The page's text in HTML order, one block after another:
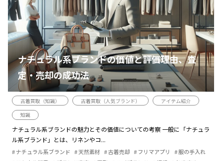
ナチュラル系ブランドの価値と評価理由、査
定・売却の成功法
古着買取（知識） 古着買取（人気ブランド）
アイテム紹介
知識
ナチュラル系ブランドの魅力とその価値についての考察 一般に「ナチュラ
ル系ブランド」とは、リネンやコ...
ナチュラル系ブランド 天然素材 古着売却 フリマアプリ
服の手入れ